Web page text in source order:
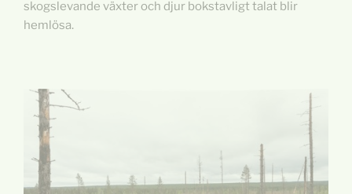
skogslevande växter och djur bokstavligt talat blir
hemlösa.